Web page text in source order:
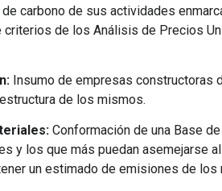
carbono de sus actividades
criterios de los Análisis de Precios
Insumo de empresas constructoras
de los mismos.
Conformación de una Base
y los que más puedan asemejarse
un estimado de emisiones de los